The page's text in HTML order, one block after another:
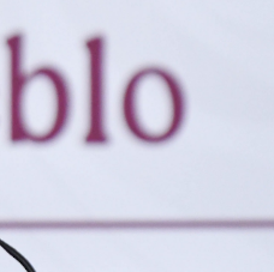
en Mirador de San Isidro
del Congreso
es un “foco rojo” de gran